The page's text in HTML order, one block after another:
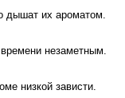
дышат их ароматом.
незаметным.
низкой зависти.